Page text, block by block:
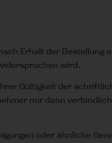
Erhalt der
wird.
Gültigkeit der
nur dann
oder ähnliche